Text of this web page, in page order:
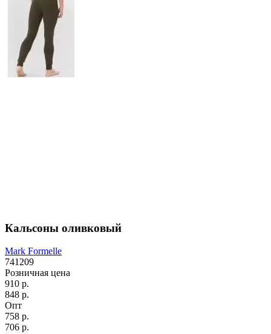
Кальсоны оливковый
Mark Formelle
741209
Розничная цена
910 р.
848 р.
Опт
758 р.
706 р.